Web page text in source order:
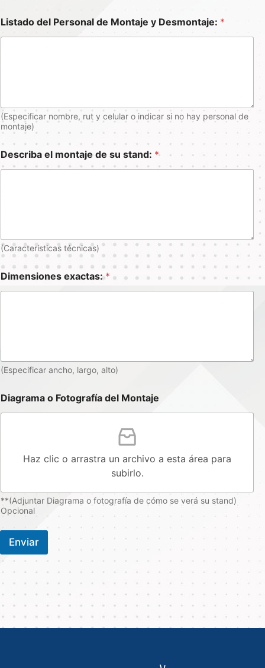
e
+
Listado del Personal de Montaje y Desmontaje: *
(Especificar nombre, rut y celular o indicar si no hay personal de
montaje)
Describa el montaje de su stand: *
(Características técnicas)
Dimensiones exactas:*
(Especificar ancho, largo, alto)
Diagrama o Fotografía del Montaje
Haz clic o arrastra un archivo a esta área para
subirlo.
**(Adjuntar Diagrama o fotografía de cómo se verá su stand)
Opcional
Enviar